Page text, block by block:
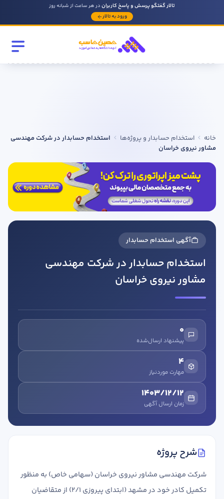
تالار گفتگو پرسش و پاسخ کاربراندر هر ساعت از شبانه روز
ورود به تالار
خانه استخدام حسابدار و پروژه‌ها
استخدام حسابدار در شرکت مهندسی
مشاور نیروی خراسان
آگهی استخدام حسابدار
استخدام حسابدار در شرکت مهندسی
مشاور نیروی خراسان
0
پیشنهاد ارسال‌شده
4
مهارت موردنیاز
1403/12/12
زمان ارسال آگهی
شرح پروژه
شرکت مهندسی مشاور نیروی خراسان (سهامی خاص) به منظور
تکمیل کادر خود در مشهد (ابتدای پیروزی 2/1) از متقاضیان
بله
خیر
در صورتی که سابقه دارید توضیح مختصر از فعالیتی که در حسابداری
در صورتی که سابقه دارید ، چه مهارت هایی در حسابداری دارید؟
استخدام و شروع کار حسابداری
کار آفرینی
ارتقا به حسابدار حرفه ای